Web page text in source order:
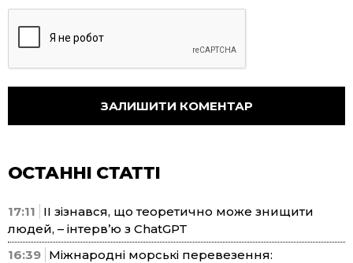
ОСТАННІ СТАТТІ
17:11
ІІ зізнався, що теоретично може знищити
людей, – інтерв’ю з ChatGPT
16:39 Міжнародні морські перевезення: